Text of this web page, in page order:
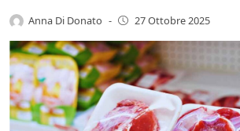
Anna Di Donato - 27 Ottobre 2025